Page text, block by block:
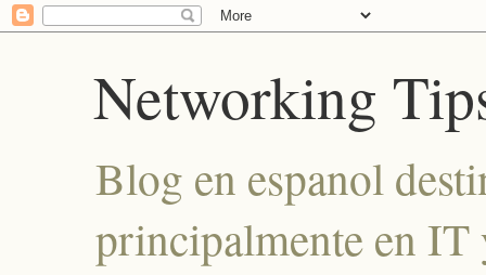
Networking
Blog en espanol
principalmente en IT